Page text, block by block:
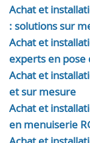
Achat et
: solutions sur
Achat et
experts en
Achat et
et sur mesure
Achat et
en menuiserie